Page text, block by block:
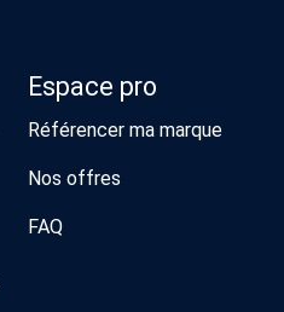
Espace pro
Référencer ma marque
Nos offres
FAQ